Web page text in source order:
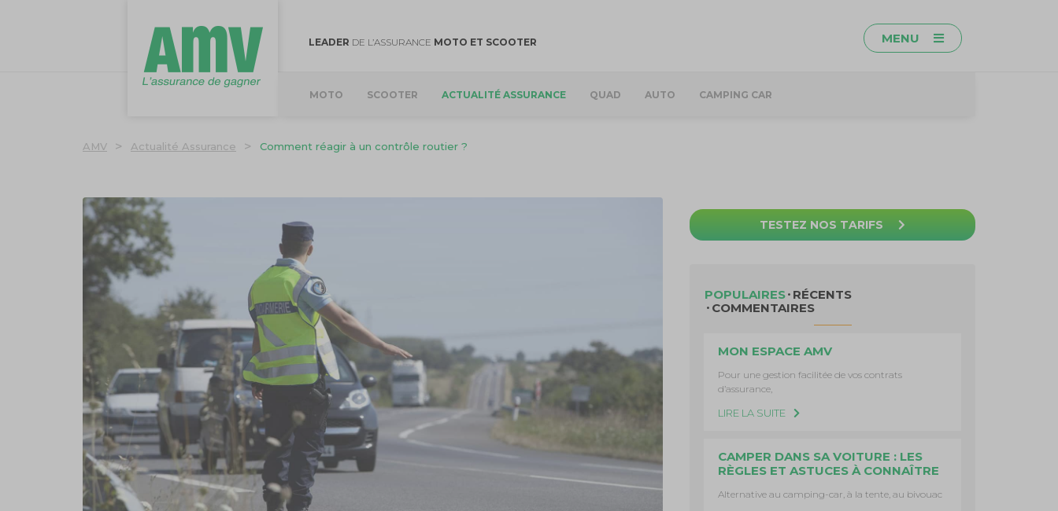
LEADER DE L’ASSURANCE MOTO ET SCOOTER MENU
MOTO SCOOTER ACTUALITÉ ASSURANCE QUAD AUTO CAMPING CAR
AMV > Actualité Assurance > Comment réagir à un contrôle routier ?
TESTEZ NOS TARIFS
POPULAIRES RÉCENTS
COMMENTAIRES
MON ESPACE AMV
Pour une gestion facilitée de vos contrats
d’assurance,
LIRE LA SUITE
CAMPER DANS SA VOITURE : LES
RÈGLES ET ASTUCES À CONNAÎTRE
Alternative au camping-car, à la tente, au bivouac